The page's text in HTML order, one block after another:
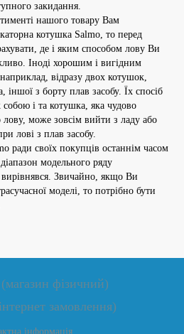
закидання.
нашого товару Вам
котушка Salmo, то перед
де і яким способом лову Ви
Іноді хорошим і вигідним
відразу двох котушок,
іншої з борту плав засобу. Їх спосіб
собою і та котушка, яка чудово
може зовсім вийти з ладу або
лові з плав засобу.
ради своїх покупців останнім часом
модельного ряду
Звичайно, якщо Ви
моделі, то потрібно бути
фізичний)
замовлення)
інформація